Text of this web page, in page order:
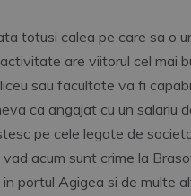
totusi calea pe care sa o
are viitorul cel mai
sau facultate va fi
ca angajat cu un salariu
pe cele legate de
acum sunt crime la
portul Agigea si de multe